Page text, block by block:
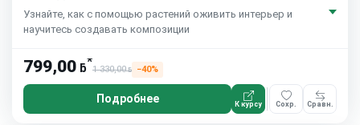
Узнайте, как с помощью растений оживить интерьер и
научитесь создавать композиции
799,00 ƃ*
1 330,00ƃ −40%
Подробнее К курсу Сохр. Сравн.